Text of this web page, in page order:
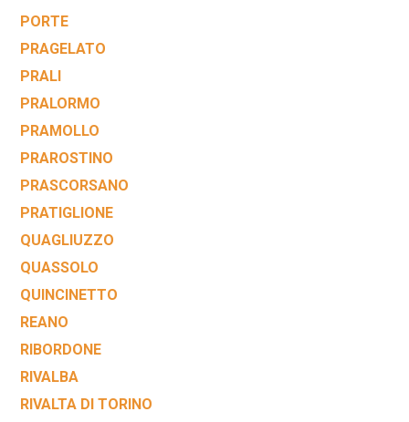
PORTE
PRAGELATO
PRALI
PRALORMO
PRAMOLLO
PRAROSTINO
PRASCORSANO
PRATIGLIONE
QUAGLIUZZO
QUASSOLO
QUINCINETTO
REANO
RIBORDONE
RIVALBA
RIVALTA DI TORINO